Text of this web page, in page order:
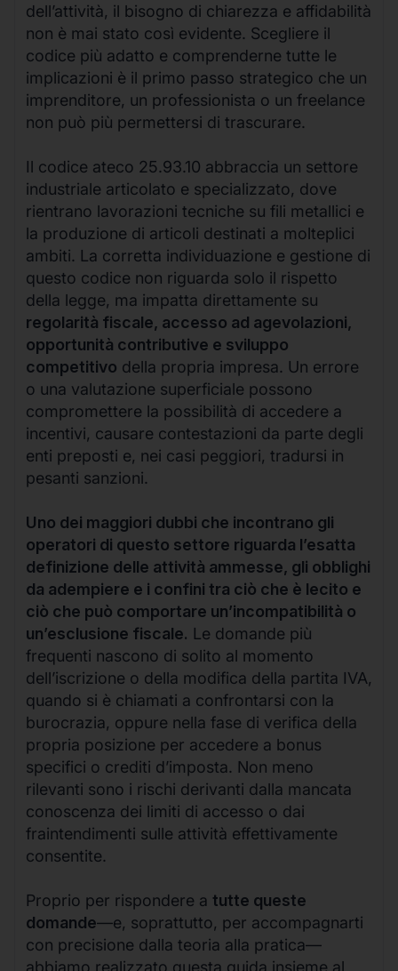
dell’attività, il bisogno di chiarezza e affidabilità
non è mai stato così evidente. Scegliere il
codice più adatto e comprenderne tutte le
implicazioni è il primo passo strategico che un
imprenditore, un professionista o un freelance
non può più permettersi di trascurare.
Il codice ateco 25.93.10 abbraccia un settore
industriale articolato e specializzato, dove
rientrano lavorazioni tecniche su fili metallici e
la produzione di articoli destinati a molteplici
ambiti. La corretta individuazione e gestione di
questo codice non riguarda solo il rispetto
della legge, ma impatta direttamente su
regolarità fiscale, accesso ad agevolazioni,
opportunità contributive e sviluppo
competitivo della propria impresa. Un errore
o una valutazione superficiale possono
compromettere la possibilità di accedere a
incentivi, causare contestazioni da parte degli
enti preposti e, nei casi peggiori, tradursi in
pesanti sanzioni.
Uno dei maggiori dubbi che incontrano gli
operatori di questo settore riguarda l’esatta
definizione delle attività ammesse, gli obblighi
da adempiere e i confini tra ciò che è lecito e
ciò che può comportare un’incompatibilità o
un’esclusione fiscale. Le domande più
frequenti nascono di solito al momento
dell’iscrizione o della modifica della partita IVA,
quando si è chiamati a confrontarsi con la
burocrazia, oppure nella fase di verifica della
propria posizione per accedere a bonus
specifici o crediti d’imposta. Non meno
rilevanti sono i rischi derivanti dalla mancata
conoscenza dei limiti di accesso o dai
fraintendimenti sulle attività effettivamente
consentite.
Proprio per rispondere a tutte queste
domande—e, soprattutto, per accompagnarti
con precisione dalla teoria alla pratica—
abbiamo realizzato questa guida insieme al